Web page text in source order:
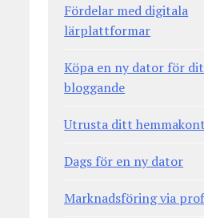
Fördelar med digitala
lärplattformar
Köpa en ny dator för
bloggande
Utrusta ditt
Dags för en ny dator
Marknadsföring via